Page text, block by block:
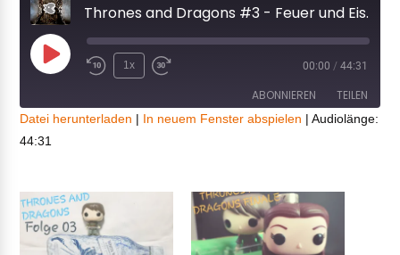
Play
1x 00:00 / 44:31
ABONNIEREN TEILEN
TEILEN
EMBED
Datei herunterladen | In neuem Fenster abspielen |Audiolänge:
44:31